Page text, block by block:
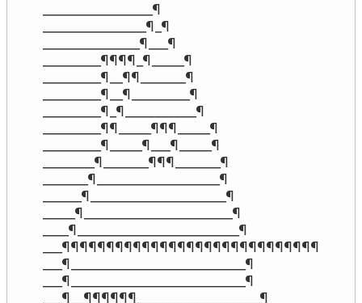
_________________¶
________________¶_¶
_______________¶___¶
_________¶¶¶¶_¶_____¶
_________¶__¶¶_______¶
_________¶__¶_________¶
_________¶_¶___________¶
_________¶¶_____¶¶¶_____¶
_________¶_____¶___¶_____¶
________¶_______¶¶¶_______¶
_______¶___________________¶
______¶_____________________¶
_____¶_______________________¶
____¶_________________________¶
___¶¶¶¶¶¶¶¶¶¶¶¶¶¶¶¶¶¶¶¶¶¶¶¶¶¶¶¶¶
___¶___________________________¶
___¶___________________________¶
___¶__¶¶¶¶¶¶___________________¶